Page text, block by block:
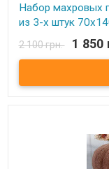
Набор махровых
из 3-х штук
В наличии
Набор махровых
Размер: 70х140 см -
хлопок Плотность:
2 100 грн. 1 850